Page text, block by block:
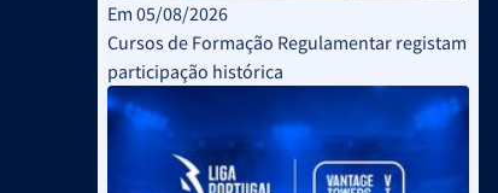
Em 05/08/2026
Cursos de Formação Regulamentar registam
participação histórica